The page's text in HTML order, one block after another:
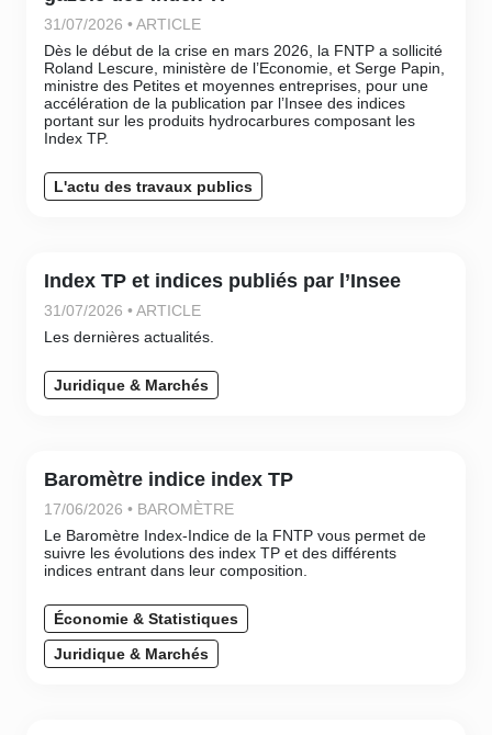
31/07/2026 • ARTICLE
Dès le début de la crise en mars 2026, la FNTP a sollicité
Roland Lescure, ministère de l’Economie, et Serge Papin,
ministre des Petites et moyennes entreprises, pour une
accélération de la publication par l’Insee des indices
portant sur les produits hydrocarbures composant les
Index TP.
L'actu des travaux publics
Index TP et indices publiés par l’Insee
31/07/2026 • ARTICLE
Les dernières actualités.
Juridique & Marchés
Baromètre indice index TP
17/06/2026 • BAROMÈTRE
Le Baromètre Index-Indice de la FNTP vous permet de
suivre les évolutions des index TP et des différents
indices entrant dans leur composition.
Économie & Statistiques
Juridique & Marchés